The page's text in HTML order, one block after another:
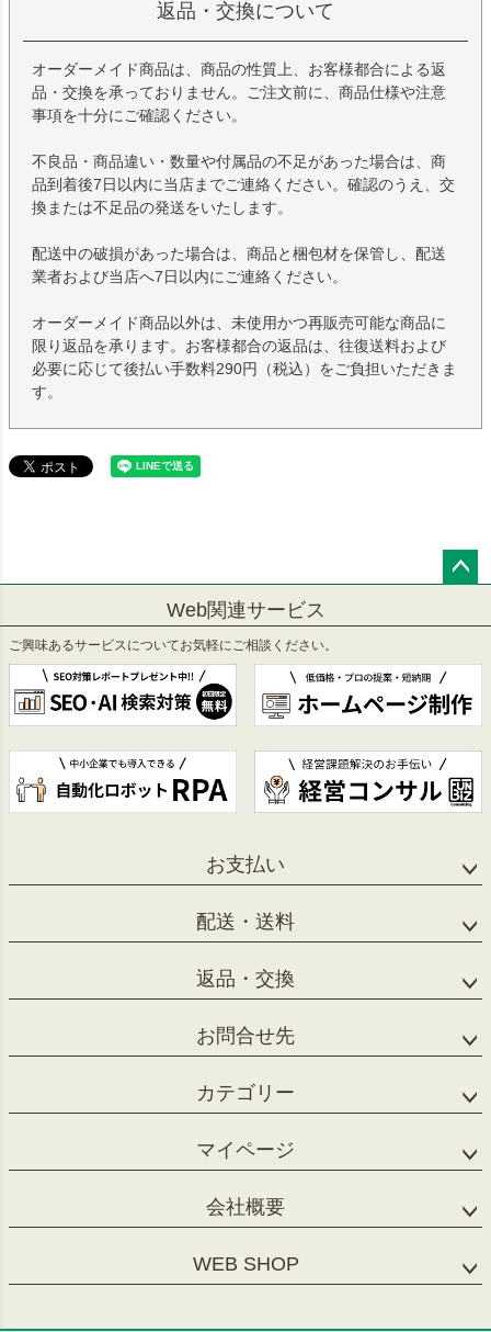
返品・交換について
オーダーメイド商品は、商品の性質上、お客様都合による返
品・交換を承っておりません。ご注文前に、商品仕様や注意
事項を十分にご確認ください。
不良品・商品違い・数量や付属品の不足があった場合は、商
品到着後7日以内に当店までご連絡ください。確認のうえ、交
換または不足品の発送をいたします。
配送中の破損があった場合は、商品と梱包材を保管し、配送
業者および当店へ7日以内にご連絡ください。
オーダーメイド商品以外は、未使用かつ再販売可能な商品に
限り返品を承ります。お客様都合の返品は、往復送料および
必要に応じて後払い手数料290円（税込）をご負担いただきま
す。
へ
Web関連サービス
ご興味あるサービスについてお気軽にご相談ください。
お支払い
配送・送料
返品・交換
お問合せ先
カテゴリー
マイページ
会社概要
WEB SHOP